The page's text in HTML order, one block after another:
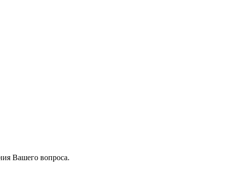
Вашего вопроса.